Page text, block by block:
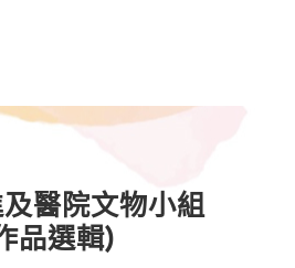
醫院文物小組
品選輯)